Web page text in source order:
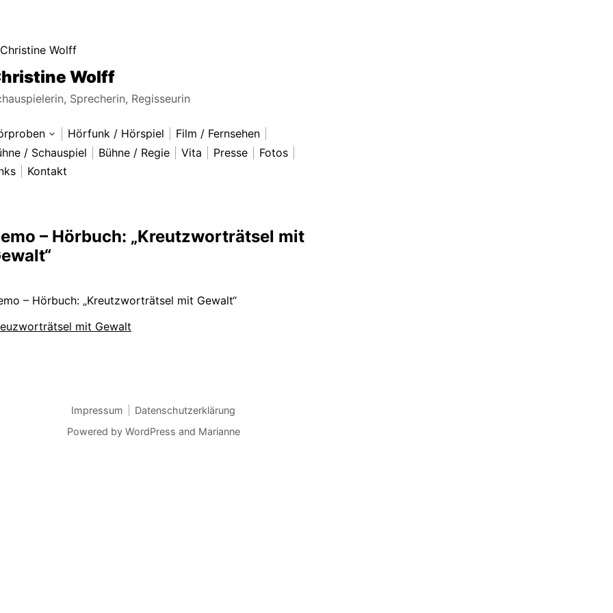
Wolff
Sprecherin, Regisseurin
Untermenü
ausklappen
Over – ZDF Doku 2020
Hörspiel: „C. Wolff + H. Krauss: „Ein Ehepaar erzählt einen Witz“
Real-Synchron: „Swimming Pool“
Hörfunk / Hörspiel
Film / Fernsehen
/ Schauspiel
Bühne / Regie Vita Presse
Fotos
Kontakt
– Hörbuch: „Kreutzworträtsel mit
– Hörbuch: „Kreutzworträtsel mit Gewalt“
mit Gewalt
Impressum
Datenschutzerklärung
Powered by WordPress and Marianne